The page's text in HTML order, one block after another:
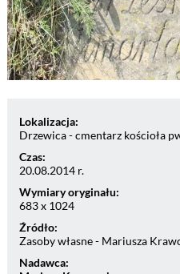
Lokalizacja:
Drzewica - cmentarz kościoła
Czas:
20.08.2014 r.
Wymiary oryginału:
683 x 1024
Źródło:
Zasoby własne - Mariusza
Nadawca: